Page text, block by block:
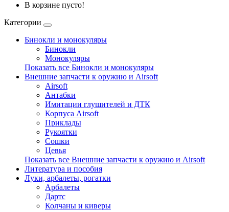
В корзине пусто!
Категории
Бинокли и монокуляры
Бинокли
Монокуляры
Показать все Бинокли и монокуляры
Внешние запчасти к оружию и Airsoft
Airsoft
Антабки
Имитации глушителей и ДТК
Корпуса Airsoft
Приклады
Рукоятки
Сошки
Цевья
Показать все Внешние запчасти к оружию и Airsoft
Литература и пособия
Луки, арбалеты, рогатки
Арбалеты
Дартс
Колчаны и киверы